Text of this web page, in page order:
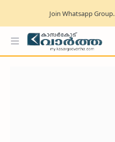
Join Whatsapp Group.